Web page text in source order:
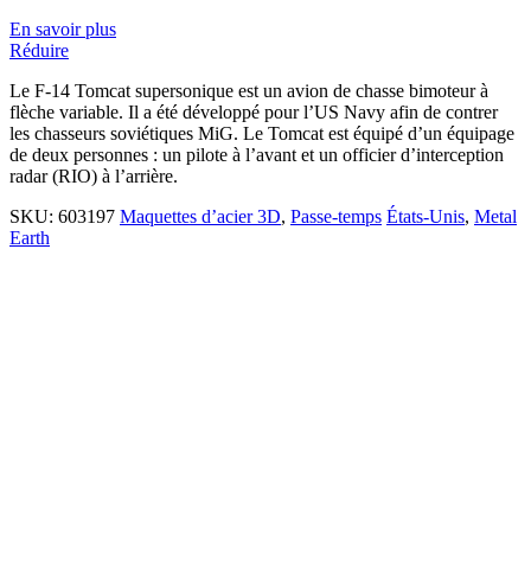
En savoir plus
Réduire
Le F-14 Tomcat supersonique est un avion de chasse bimoteur à
flèche variable. Il a été développé pour l’US Navy afin de contrer
les chasseurs soviétiques MiG. Le Tomcat est équipé d’un équipage
de deux personnes : un pilote à l’avant et un officier d’interception
radar (RIO) à l’arrière.
SKU: 603197 Maquettes d’acier 3D, Passe-temps États-Unis, Metal
Earth